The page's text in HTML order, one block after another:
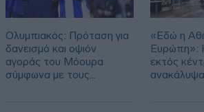
Ολυμπιακός: Πρόταση για
δανεισμό και οψιόν
αγοράς του Μόουρα
σύμφωνα με τους
«Εδώ η
Ευρώπη»:
εκτός